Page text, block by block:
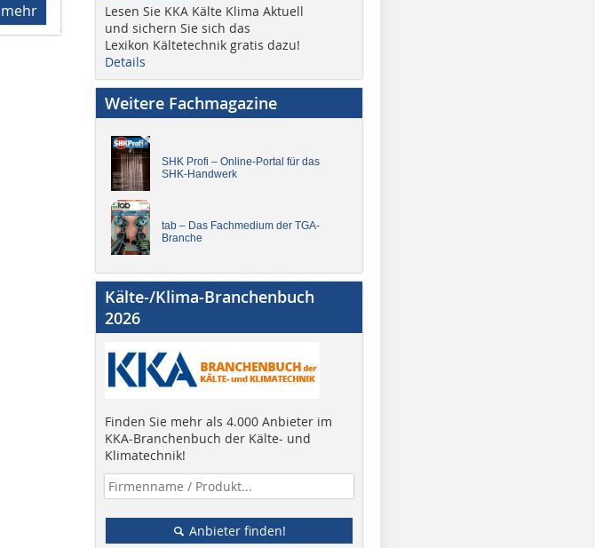
mehr
Lesen Sie KKA Kälte Klima Aktuell
und sichern Sie sich das
Lexikon Kältetechnik gratis dazu!
Details
Weitere Fachmagazine
SHK Profi – Online-Portal für das
SHK-Handwerk
tab – Das Fachmedium der TGA-
Branche
Kälte-/Klima-Branchenbuch
2026
Finden Sie mehr als 4.000 Anbieter im
KKA-Branchenbuch der Kälte- und
Klimatechnik!
Anbieter finden!